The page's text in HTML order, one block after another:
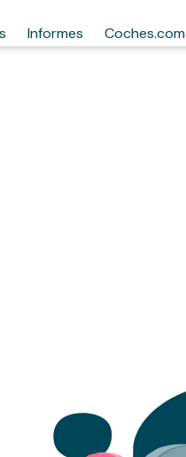
Informes Coches.com